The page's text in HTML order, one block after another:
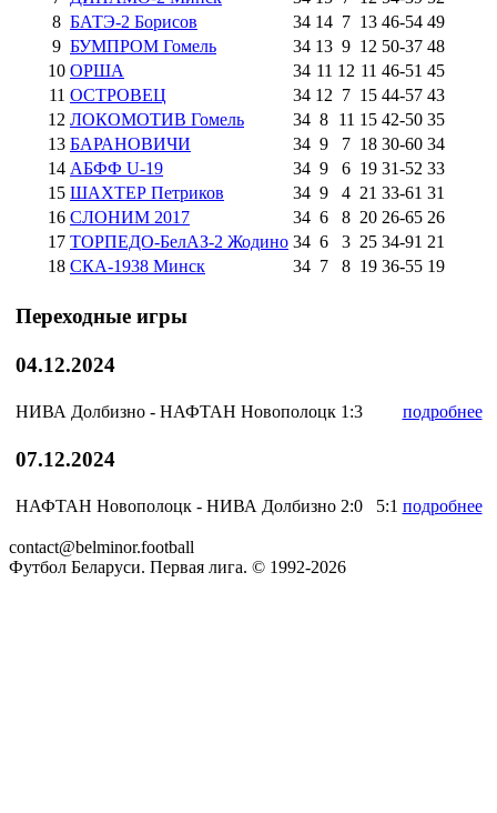
8 БАТЭ-2 Борисов 34 14 7 13 46-54 49
9 БУМПРОМ Гомель 34 13 9 12 50-37 48
10 ОРША 34 11 12 11 46-51 45
11 ОСТРОВЕЦ 34 12 7 15 44-57 43
12 ЛОКОМОТИВ Гомель 34 8 11 15 42-50 35
13 БАРАНОВИЧИ 34 9 7 18 30-60 34
14 АБФФ U-19 34 9 6 19 31-52 33
15 ШАХТЕР Петриков 34 9 4 21 33-61 31
16 СЛОНИМ 2017 34 6 8 20 26-65 26
17 ТОРПЕДО-БелАЗ-2 Жодино 34 6 3 25 34-91 21
18 СКА-1938 Минск 34 7 8 19 36-55 19
Переходные игры
04.12.2024
НИВА Долбизно - НАФТАН Новополоцк 1:3 подробнее
07.12.2024
НАФТАН Новополоцк- НИВА Долбизно 2:0 5:1 подробнее
contact@belminor.football
Футбол Беларуси. Первая лига. © 1992-2026